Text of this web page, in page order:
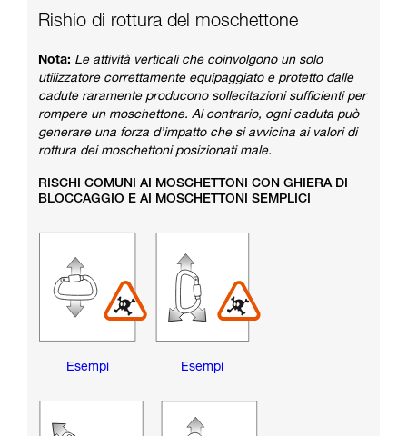
Rishio di rottura del moschettone
Nota: Le attività verticali che coinvolgono un solo
utilizzatore correttamente equipaggiato e protetto dalle
cadute raramente producono sollecitazioni sufficienti per
rompere un moschettone. Al contrario, ogni caduta può
generare una forza d’impatto che si avvicina ai valori di
rottura dei moschettoni posizionati male.
RISCHI COMUNI AI MOSCHETTONI CON GHIERA DI
BLOCCAGGIO E AI MOSCHETTONI SEMPLICI
Esempi Esempi